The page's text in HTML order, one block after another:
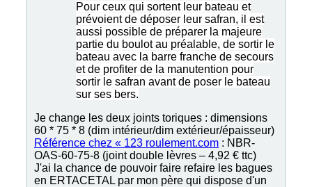
Pour ceux qui sortent leur bateau et
prévoient de déposer leur safran, il est
aussi possible de préparer la majeure
partie du boulot au préalable, de sortir le
bateau avec la barre franche de secours
et de profiter de la manutention pour
sortir le safran avant de poser le bateau
sur ses bers.
Je change les deux joints toriques : dimensions
60 * 75 * 8 (dim intérieur/dim extérieur/épaisseur)
Référence chez « 123 roulement.com : NBR-
OAS-60-75-8 (joint double lèvres – 4,92 € ttc)
J'ai la chance de pouvoir faire refaire les bagues
en ERTACETAL par mon père qui dispose d'un